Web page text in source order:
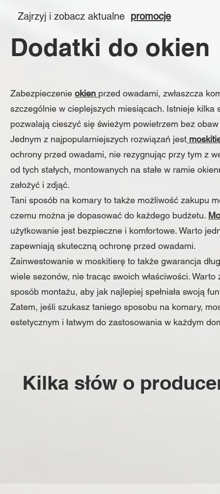
Zajrzyj i zobacz aktualne promocje
Dodatki do okien
Zabezpieczenie okien przed owadami, zwłaszcza
szczególnie w cieplejszych miesiącach. Istnieje
pozwalają cieszyć się świeżym powietrzem bez
Jednym z najpopularniejszych rozwiązań jest
ochrony przed owadami, nie rezygnując przy tym z
od tych stałych, montowanych na stałe w ramie
założyć i zdjąć.
Tani sposób na komary to także możliwość zakupu
czemu można je dopasować do każdego budżetu.
użytkowanie jest bezpieczne i komfortowe. Warto
zapewniają skuteczną ochronę przed owadami.
Zainwestowanie w moskitierę to także gwarancja
wiele sezonów, nie tracąc swoich właściwości.
sposób montażu, aby jak najlepiej spełniała swoją
Zatem, jeśli szukasz taniego sposobu na komary,
estetycznym i łatwym do zastosowania w każdym
Kilka słów o